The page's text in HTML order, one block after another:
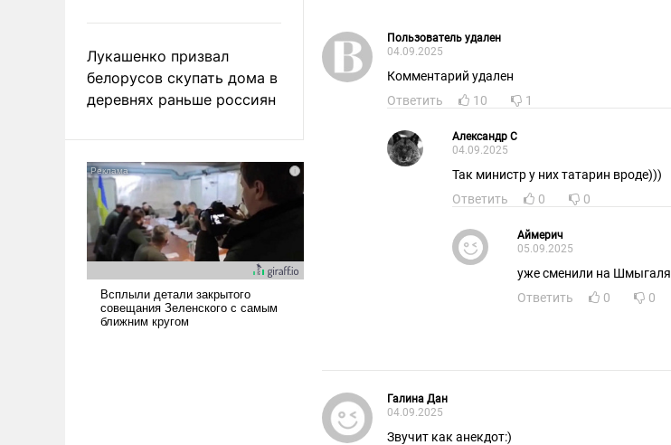
Лукашенко призвал
белорусов скупать дома в
деревнях раньше россиян
Пользователь удален
04.09.2025
Комментарий удален
Ответить
10 1
Александр С
04.09.2025
Так министр у них татарин вроде)))
Ответить
0 0
Аймерич
05.09.2025
уже сменили на Шмыгаля
Ответить
0 0
Галина Дан
04.09.2025
Звучит как анекдот:)